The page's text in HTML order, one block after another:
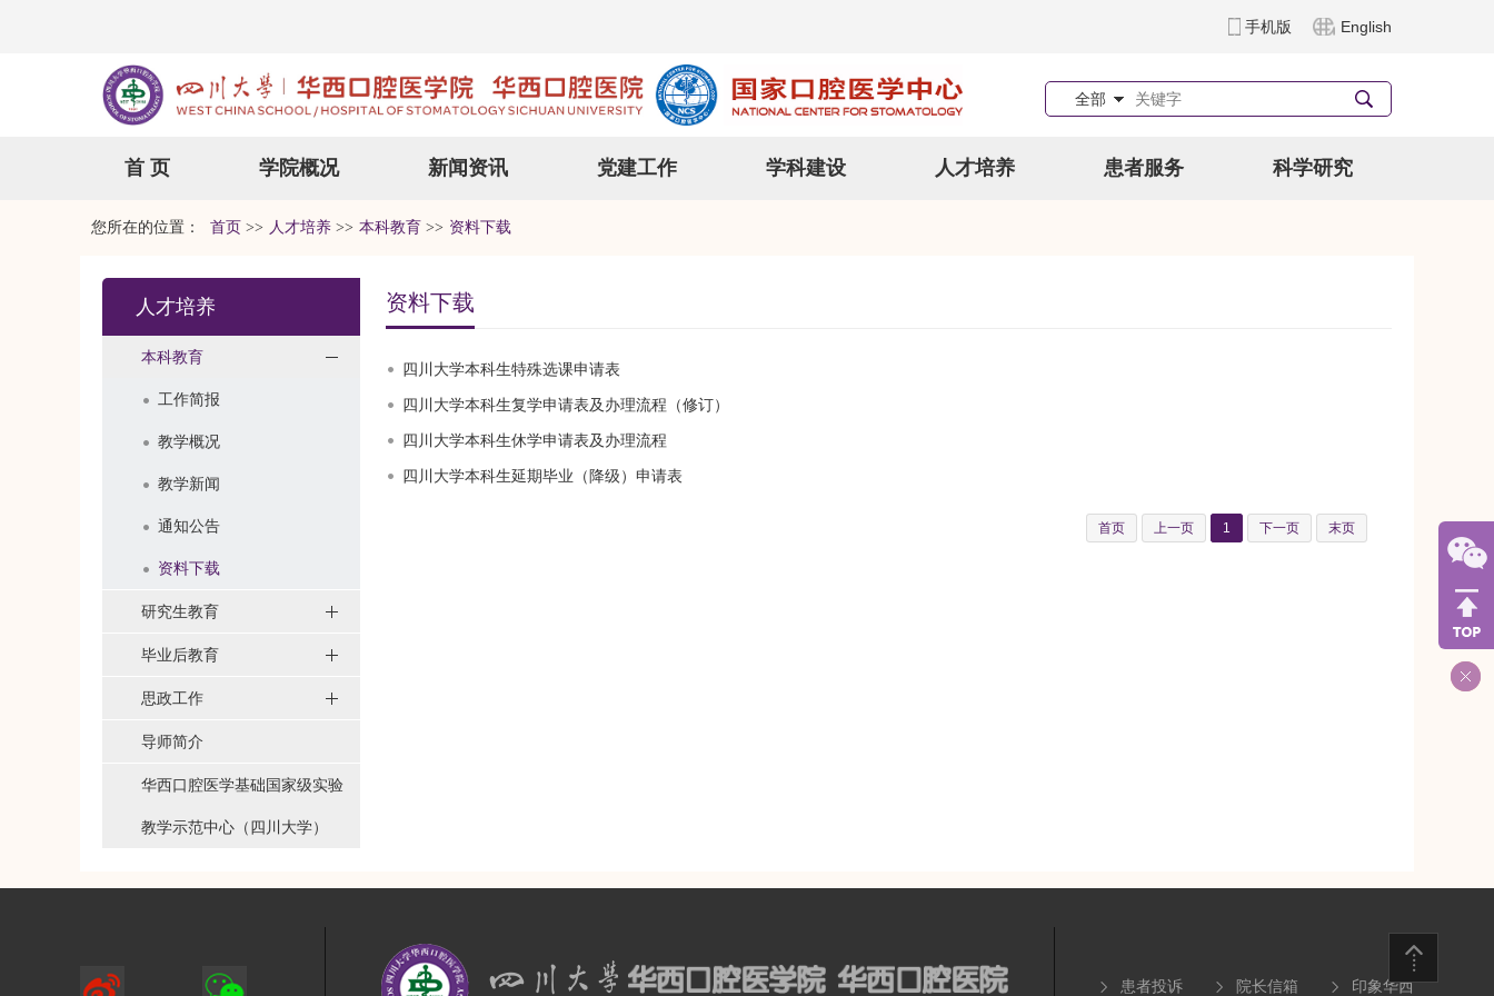
手机版 English
全部
首 页 学院概况 新闻资讯 党建工作 学科建设 人才培养 患者服务 科学研究
您所在的位置： 首页 >> 人才培养 >> 本科教育 >> 资料下载
人才培养
本科教育
工作简报
教学概况
教学新闻
通知公告
资料下载
研究生教育
毕业后教育
思政工作
导师简介
华西口腔医学基础国家级实验
教学示范中心（四川大学）
资料下载
四川大学本科生特殊选课申请表
四川大学本科生复学申请表及办理流程（修订）
四川大学本科生休学申请表及办理流程
四川大学本科生延期毕业（降级）申请表
首页 上一页 1 下一页 末页
患者投诉 院长信箱 印象华西